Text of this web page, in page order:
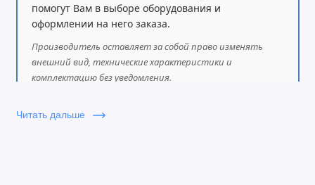
помогут Вам в выборе оборудования и
оформлении на него заказа.
Производитель оставляет за собой право изменять
внешний вид, технические характеристики и
комплектацию без уведомления.
Читать дальше